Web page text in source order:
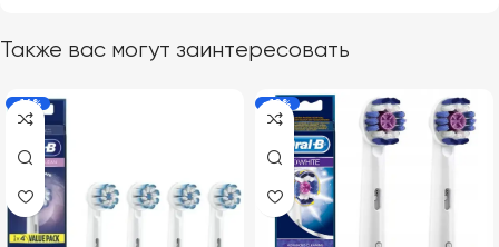
Также вас могут заинтересовать
-16% -19%